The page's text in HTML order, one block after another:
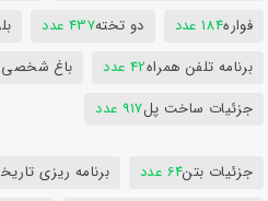
فواره184 عدد دو تخته437 عدد
برنامه تلفن همراه42 عدد باغ شخصی
جزئیات ساخت پل917 عدد
جزئیات بتن64 عدد برنامه ریزی